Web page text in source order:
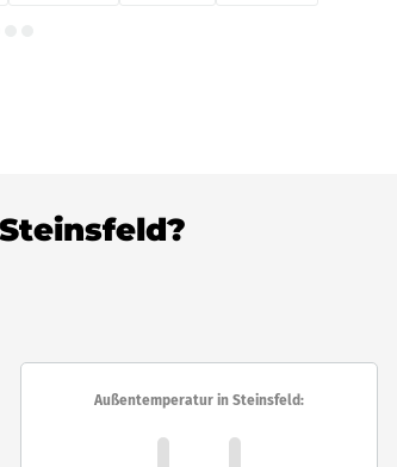
Außentemperatur in Steinsfeld: